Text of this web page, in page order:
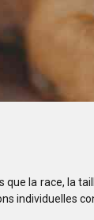
la race, la
individuelles